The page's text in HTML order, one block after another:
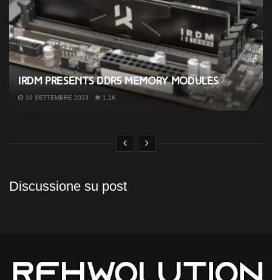
IRDM presents DDR5 memory modules
19 SETTEMBRE 2023 1.1K
Discussione su post